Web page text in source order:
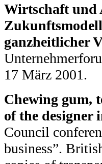
Wirtschaft und
ganzheitlicher
17 März 2001.
Chewing gum,
of the designer
Council
business”.